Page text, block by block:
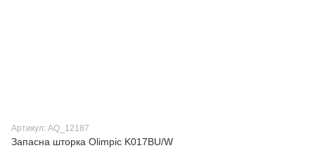
Артикул: AQ_12187
Запасна шторка Olimpic K017BU/W